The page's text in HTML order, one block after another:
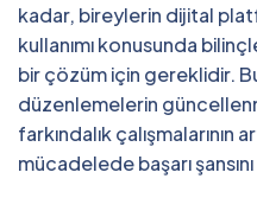
kadar, bireylerin dijital
kullanımı konusunda
bir çözüm için gereklidir.
düzenlemelerin
farkındalık çalışmalarının
mücadelede başarı